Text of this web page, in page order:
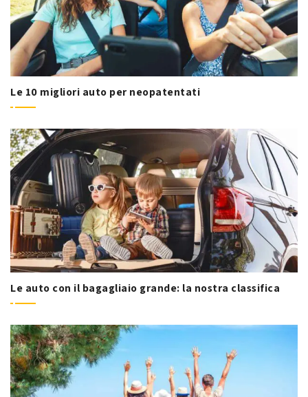
Le 10 migliori auto per neopatentati
Le auto con il bagagliaio grande: la nostra classifica